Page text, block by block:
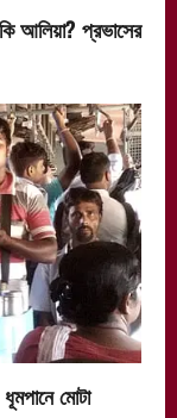
আলিয়া? প্রভাসের
মোটা